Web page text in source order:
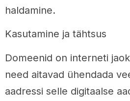
haldamine.
Kasutamine ja tähtsus
Domeenid on interneti
need aitavad ühendada
aadressi selle digitaalse